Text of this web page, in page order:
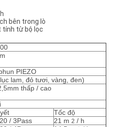
bên trong lò
tính từ bộ lọc
PIEZO
lam, đỏ tươi, vàng, đen)
thấp / cao
Tốc độ
/ 3Pass
21 m 2 / h